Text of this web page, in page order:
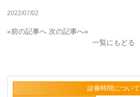
2022/07/02
«前の記事へ 次の記事へ»
一覧にもどる
診療時間について